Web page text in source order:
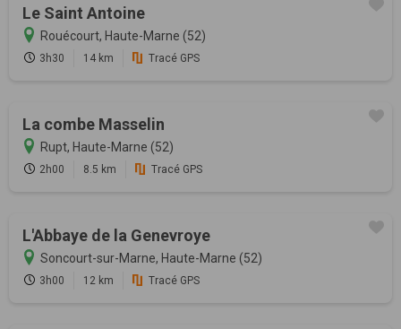
Le Saint Antoine
Rouécourt, Haute-Marne (52)
3h30 14 km Tracé GPS
La combe Masselin
Rupt, Haute-Marne (52)
2h00 8.5 km Tracé GPS
L'Abbaye de la Genevroye
Soncourt-sur-Marne, Haute-Marne (52)
3h00 12 km Tracé GPS